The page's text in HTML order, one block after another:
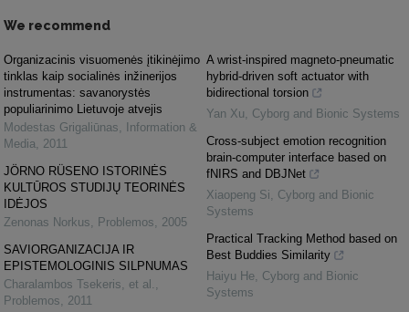
We recommend
Organizacinis visuomenės įtikinėjimo
tinklas kaip socialinės inžinerijos
instrumentas: savanorystės
populiarinimo Lietuvoje atvejis
Modestas Grigaliūnas,
Information &
Media, 2011
JÖRNO RÜSENO ISTORINĖS
KULTŪROS STUDIJŲ TEORINĖS
IDĖJOS
Zenonas Norkus, Problemos, 2005
SAVIORGANIZACIJA IR
EPISTEMOLOGINIS SILPNUMAS
Charalambos Tsekeris, et al. ,
Problemos, 2011
A wrist-inspired magneto-pneumatic
hybrid-driven soft actuator with
bidirectional torsion
Yan Xu, Cyborg and Bionic Systems
Cross-subject emotion recognition
brain-computer interface based on
fNIRS and DBJNet
Xiaopeng Si, Cyborg and Bionic
Systems
Practical Tracking Method based on
Best Buddies Similarity
Haiyu He, Cyborg and Bionic
Systems